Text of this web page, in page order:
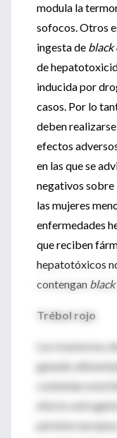
modula la
sofocos. Otros
ingesta de black
de
inducida por
casos. Por lo
deben
efectos
en las que se
negativos sobre
las mujeres
enfermedades
que reciben
hepatotóxicos
contengan
Trébol rojo
Los trastornos
ganado
contenían esta
efecto
perenne